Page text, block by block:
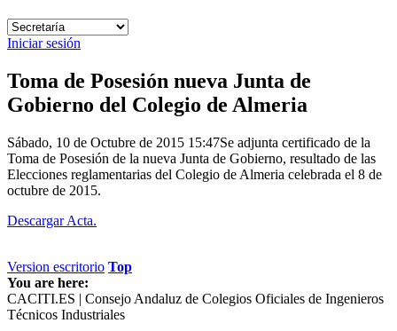
Iniciar sesión
Toma de Posesión nueva Junta de
Gobierno del Colegio de Almeria
Sábado, 10 de Octubre de 2015 15:47Se adjunta certificado de la
Toma de Posesión de la nueva Junta de Gobierno, resultado de las
Elecciones reglamentarias del Colegio de Almeria celebrada el 8 de
octubre de 2015.
Descargar Acta.
Version escritorio Top
You are here:
CACITI.ES | Consejo Andaluz de Colegios Oficiales de Ingenieros
Técnicos Industriales